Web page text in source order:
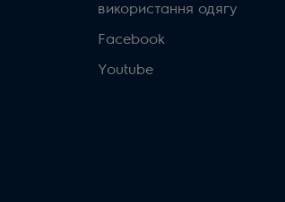
використання одягу
Facebook
Youtube